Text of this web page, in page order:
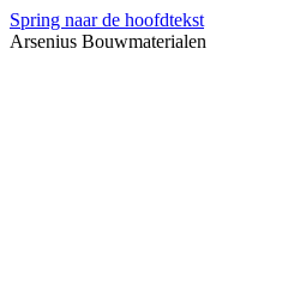
Spring naar de hoofdtekst
Arsenius Bouwmaterialen